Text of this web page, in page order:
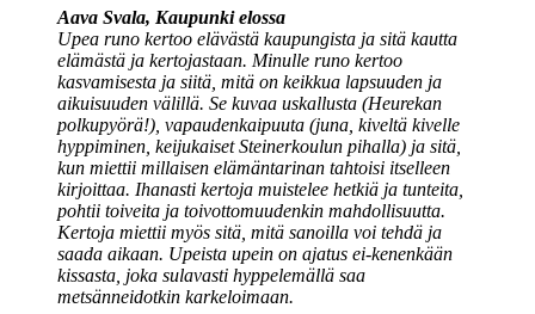
Aava Svala, Kaupunki elossa
Upea runo kertoo elävästä kaupungista ja sitä kautta
elämästä ja kertojastaan. Minulle runo kertoo
kasvamisesta ja siitä, mitä on keikkua lapsuuden ja
aikuisuuden välillä. Se kuvaa uskallusta (Heurekan
polkupyörä!), vapaudenkaipuuta (juna, kiveltä kivelle
hyppiminen, keijukaiset Steinerkoulun pihalla) ja sitä,
kun miettii millaisen elämäntarinan tahtoisi itselleen
kirjoittaa. Ihanasti kertoja muistelee hetkiä ja tunteita,
pohtii toiveita ja toivottomuudenkin mahdollisuutta.
Kertoja miettii myös sitä, mitä sanoilla voi tehdä ja
saada aikaan. Upeista upein on ajatus ei-kenenkään
kissasta, joka sulavasti hyppelemällä saa
metsänneidotkin karkeloimaan.